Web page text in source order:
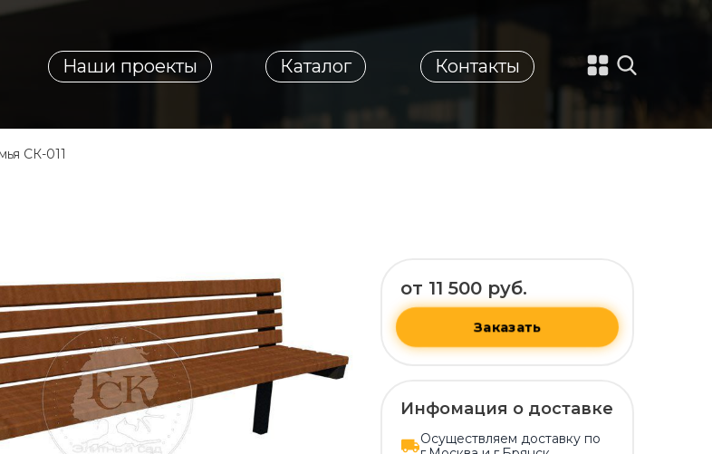
Наши проекты Каталог Контакты
СК-011
от 11 500 руб.
Заказать
Инфомация о доставке
Осуществляем доставку по